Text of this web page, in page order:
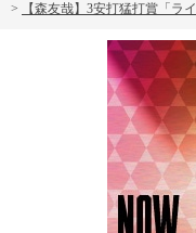
>
【森友哉】3安打猛打賞「ラ